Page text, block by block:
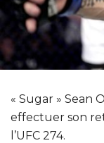
« Sugar » Sean
effectuer son
l’UFC 274.